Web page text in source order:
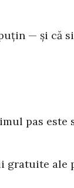
— și că
pas este
gratuite